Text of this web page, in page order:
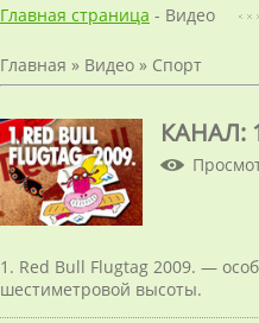
Главная страница - Видео
Главная » Видео » Спорт
КАНАЛ:
1. Red Bull Flugtag 2009. —
шестиметровой высоты.